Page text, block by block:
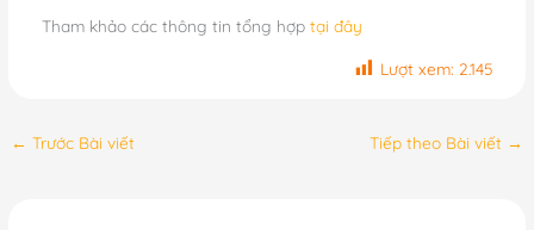
Tham khảo các thông tin tổng hợp tại đây
Lượt xem: 2.145
← Trước Bài viết Tiếp theo Bài viết →